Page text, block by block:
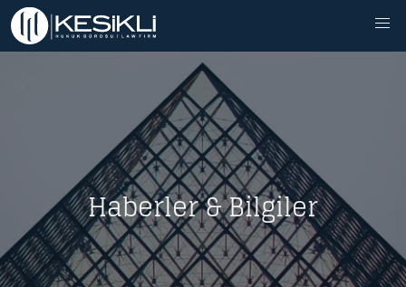
Haberler & Bilgiler